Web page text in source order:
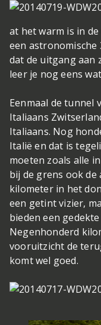
at het warm is in
een
dat de uitgang aan
leer je nog eens
Eenmaal de tunnel
Italiaans
Italiaans. Nog
Italië en dat is
moeten zoals alle
bij de grens ook
kilometer in het
een getint vizier,
bieden een
Negenhonderd
vooruitzicht de
komt wel goed.